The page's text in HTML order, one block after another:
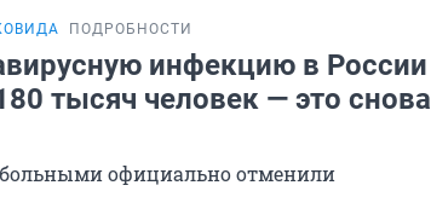
ПОДРОБНОСТИ
инфекцию в России
тысяч человек — это снова
официально отменили